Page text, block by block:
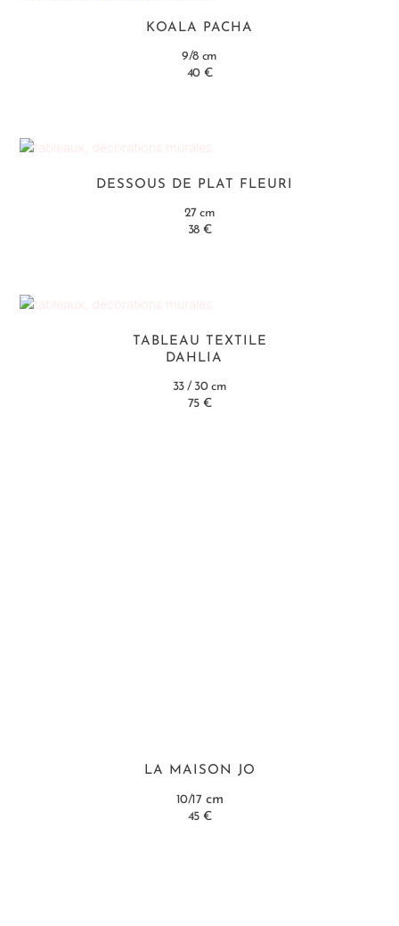
KOALA PACHA
9/8 cm
40 €
DESSOUS DE PLAT FLEURI
27 cm
38 €
TABLEAU TEXTILE
DAHLIA
33 / 30 cm
75 €
LA MAISON JO
10/17cm
45 €